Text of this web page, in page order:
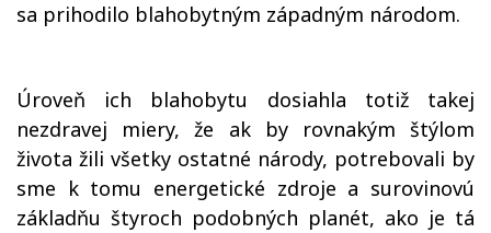
sa prihodilo blahobytným západným národom.
Úroveň ich blahobytu dosiahla totiž takej
nezdravej miery, že ak by rovnakým štýlom
života žili všetky ostatné národy, potrebovali by
sme k tomu energetické zdroje a surovinovú
základňu štyroch podobných planét, ako je tá